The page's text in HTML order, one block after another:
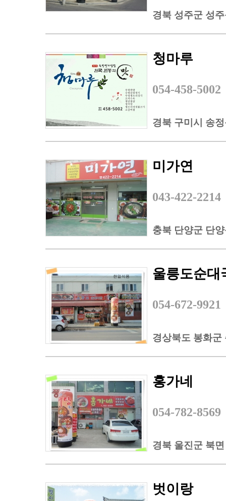
경북 성주군 성
청마루
054-458-5002
경북 구미시 송
미가연
043-422-2214
충북 단양군 단
울릉도순대
054-672-9921
경상북도 봉화군
홍가네
054-782-8569
경북 울진군 북
벗이랑